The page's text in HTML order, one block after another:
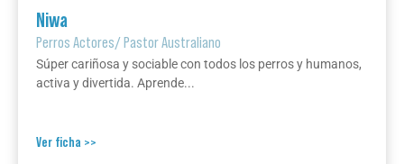
Niwa
Perros Actores/Pastor Australiano
Súper cariñosa y sociable con todos los perros y humanos,
activa y divertida. Aprende...
Ver ficha >>